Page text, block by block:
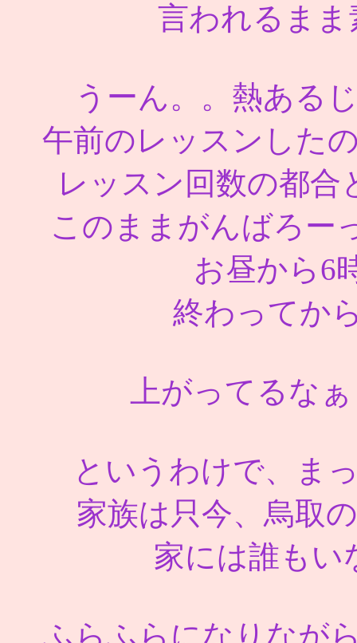
言われるまま
うーん。。熱ある
午前のレッスンした
レッスン回数の都
このままがんばろー
お昼から6
終わってか
上がってるな
というわけで、ま
家族は只今、烏取
家には誰もい
ふらふらになりなが